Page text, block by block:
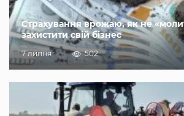
Страхування врожаю, як не
захистити свій бізнес
7 липня 502